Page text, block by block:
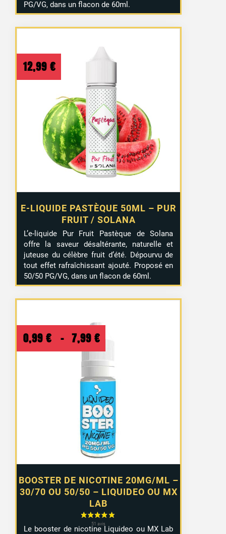
PG/VG, dans un flacon de 60ml.
E-LIQUIDE PASTÈQUE 50ML – PUR
FRUIT / SOLANA
12,99 €
L’e-liquide Pur Fruit Pastèque de Solana
offre la saveur désaltérante, naturelle et
juteuse du célèbre fruit d’été. Dépourvu de
tout effet rafraîchissant ajouté. Proposé en
50/50 PG/VG, dans un flacon de 60ml.
BOOSTER DE NICOTINE 20MG/ML –
30/70 OU 50/50 – LIQUIDEO OU MX
LAB
0,99 € – 7,99 € Plage
de
prix :
0,99 €
à
7,99 €
Le booster de nicotine Liquideo ou MX Lab